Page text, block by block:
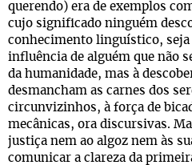
querendo) era de exemplos
cujo significado ninguém
conhecimento linguístico,
influência de alguém que não
da humanidade, mas à
desmancham as carnes dos
circunvizinhos, à força de
mecânicas, ora discursivas.
justiça nem ao algoz nem às
comunicar a clareza da